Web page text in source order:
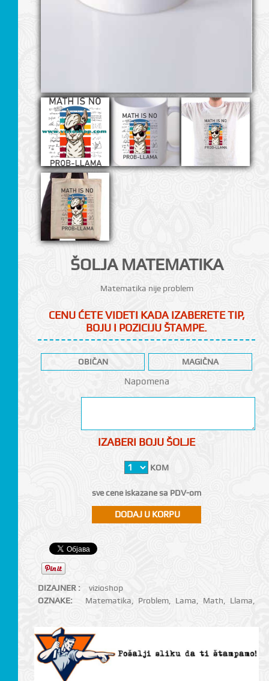
ŠOLJA MATEMATIKA
Matematika nije problem
CENU ĆETE VIDETI KADA IZABERETE TIP,
BOJU I POZICIJU ŠTAMPE.
OBIČAN MAGIČNA
Napomena
IZABERI BOJU ŠOLJE
KOM
sve cene iskazane sa PDV-om
DIZAJNER :
vizioshop
OZNAKE:
Matematika Problem, Lama Math Llama